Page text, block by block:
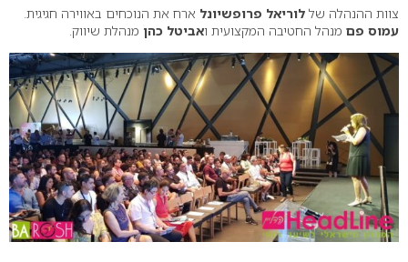
צוות ההנהלה של לוריאל פרופשיונל ארח את הנוכחים באווירה חגיגית.
עמוס פם מנהל החטיבה המקצועית ואביטל כהן מנהלת שיווק.